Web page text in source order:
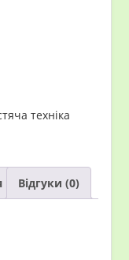
техніка
Відгуки (0)